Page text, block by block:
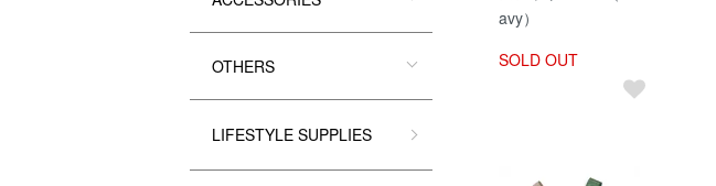
avy）
SOLD OUT
OTHERS
LIFESTYLE SUPPLIES